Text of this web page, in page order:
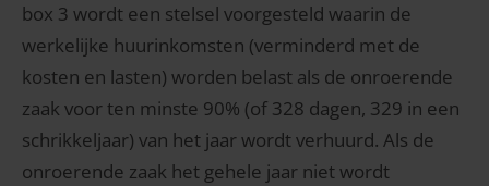
box 3 wordt een stelsel voorgesteld waarin de
werkelijke huurinkomsten (verminderd met de
kosten en lasten) worden belast als de onroerende
zaak voor ten minste 90% (of 328 dagen, 329 in een
schrikkeljaar) van het jaar wordt verhuurd. Als de
onroerende zaak het gehele jaar niet wordt